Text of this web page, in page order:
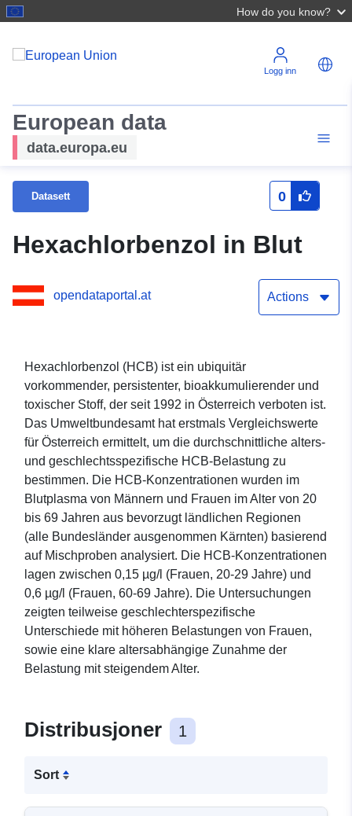
How do you know?
Logg inn
European data
data.europa.eu
Datasett 0
Hexachlorbenzol in Blut
opendataportal.at Actions
Hexachlorbenzol (HCB) ist ein ubiquitär
vorkommender, persistenter, bioakkumulierender und
toxischer Stoff, der seit 1992 in Österreich verboten ist.
Das Umweltbundesamt hat erstmals Vergleichswerte
für Österreich ermittelt, um die durchschnittliche alters-
und geschlechtsspezifische HCB-Belastung zu
bestimmen. Die HCB-Konzentrationen wurden im
Blutplasma von Männern und Frauen im Alter von 20
bis 69 Jahren aus bevorzugt ländlichen Regionen
(alle Bundesländer ausgenommen Kärnten) basierend
auf Mischproben analysiert. Die HCB-Konzentrationen
lagen zwischen 0,15 µg/l (Frauen, 20-29 Jahre) und
0,6 µg/l (Frauen, 60-69 Jahre). Die Untersuchungen
zeigten teilweise geschlechterspezifische
Unterschiede mit höheren Belastungen von Frauen,
sowie eine klare altersabhängige Zunahme der
Belastung mit steigendem Alter.
Distribusjoner 1
Sort